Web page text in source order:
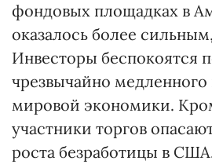
фондовых площадках в
оказалось более
Инвесторы беспокоятся
чрезвычайно медленного
мировой экономики.
участники торгов
роста безработицы в